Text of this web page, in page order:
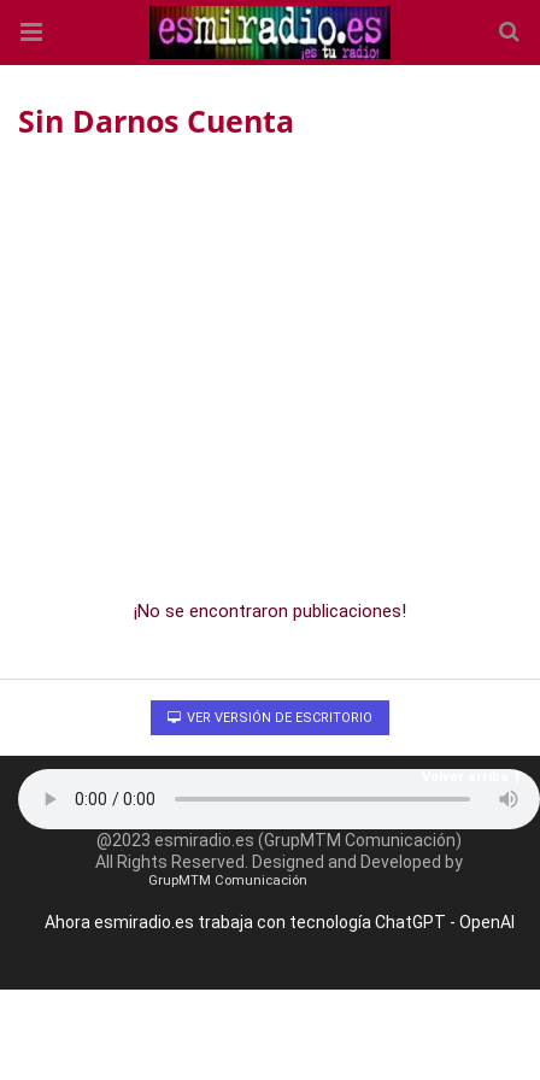
Sin Darnos Cuenta
¡No se encontraron publicaciones!
VER VERSIÓN DE ESCRITORIO
@2023 esmiradio.es (GrupMTM Comunicación)
All Rights Reserved. Designed and Developed by
GrupMTM Comunicación
Ahora esmiradio.es trabaja con tecnología ChatGPT - OpenAI